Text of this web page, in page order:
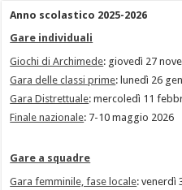
Anno scolastico 2025-2026
Gare individuali
Giochi di Archimede: giovedì 27
Gara delle classi prime: lunedì 26
Gara Distrettuale: mercoledì 11
Finale nazionale: 7-10 maggio 2026
Gare a squadre
Gara femminile, fase locale: venerdì